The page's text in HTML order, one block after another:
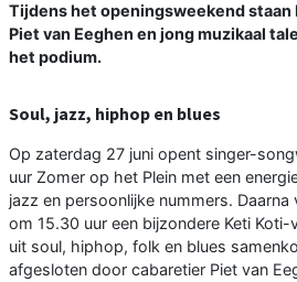
Tijdens het openingsweekend staan
Piet van Eeghen en jong muzikaal
het podium.
Soul, jazz, hiphop en blues
Op zaterdag 27 juni opent singer-
uur Zomer op het Plein met een
jazz en persoonlijke nummers.
om 15.30 uur een bijzondere Keti
uit soul, hiphop, folk en blues
afgesloten door cabaretier Piet van